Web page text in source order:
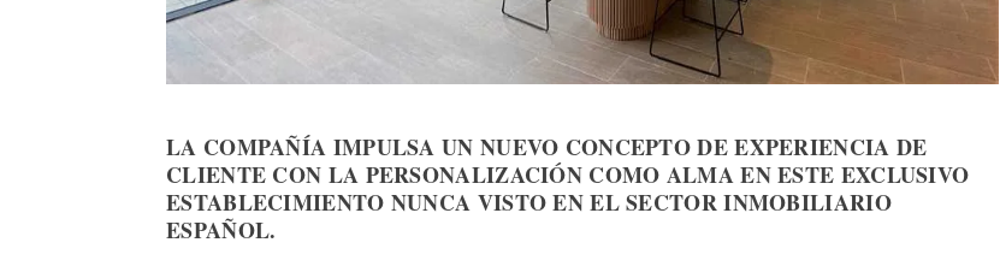
LA COMPAÑÍA IMPULSA UN NUEVO CONCEPTO DE EXPERIENCIA DE
CLIENTE CON LA PERSONALIZACIÓN COMO ALMA EN ESTE EXCLUSIVO
ESTABLECIMIENTO NUNCA VISTO EN EL SECTOR INMOBILIARIO
ESPAÑOL.